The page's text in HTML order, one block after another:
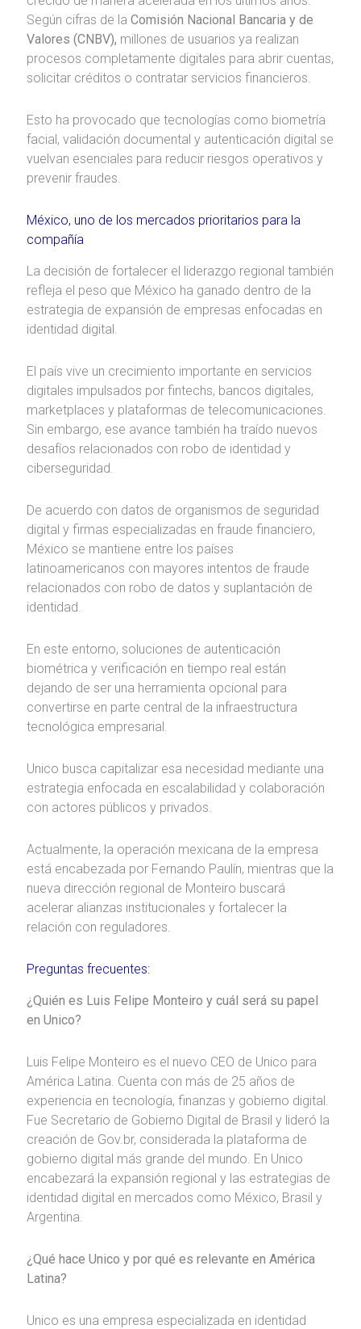
Según cifras de la Comisión Nacional Bancaria y de
Valores (CNBV), millones de usuarios ya realizan
procesos completamente digitales para abrir cuentas,
solicitar créditos o contratar servicios financieros.
Esto ha provocado que tecnologías como biometría
facial, validación documental y autenticación digital se
vuelvan esenciales para reducir riesgos operativos y
prevenir fraudes.
México, uno de los mercados prioritarios para la
compañía
La decisión de fortalecer el liderazgo regional también
refleja el peso que México ha ganado dentro de la
estrategia de expansión de empresas enfocadas en
identidad digital.
El país vive un crecimiento importante en servicios
digitales impulsados por fintechs, bancos digitales,
marketplaces y plataformas de telecomunicaciones.
Sin embargo, ese avance también ha traído nuevos
desafíos relacionados con robo de identidad y
ciberseguridad.
De acuerdo con datos de organismos de seguridad
digital y firmas especializadas en fraude financiero,
México se mantiene entre los países
latinoamericanos con mayores intentos de fraude
relacionados con robo de datos y suplantación de
identidad.
En este entorno, soluciones de autenticación
biométrica y verificación en tiempo real están
dejando de ser una herramienta opcional para
convertirse en parte central de la infraestructura
tecnológica empresarial.
Unico busca capitalizar esa necesidad mediante una
estrategia enfocada en escalabilidad y colaboración
con actores públicos y privados.
Actualmente, la operación mexicana de la empresa
está encabezada por Fernando Paulín, mientras que la
nueva dirección regional de Monteiro buscará
acelerar alianzas institucionales y fortalecer la
relación con reguladores.
Preguntas frecuentes:
¿Quién es Luis Felipe Monteiro y cuál será su papel
en Unico?
Luis Felipe Monteiro es el nuevo CEO de Unico para
América Latina. Cuenta con más de 25 años de
experiencia en tecnología, finanzas y gobierno digital.
Fue Secretario de Gobierno Digital de Brasil y lideró la
creación de Gov.br, considerada la plataforma de
gobierno digital más grande del mundo. En Unico
encabezará la expansión regional y las estrategias de
identidad digital en mercados como México, Brasil y
Argentina.
¿Qué hace Unico y por qué es relevante en América
Latina?
Unico es una empresa especializada en identidad